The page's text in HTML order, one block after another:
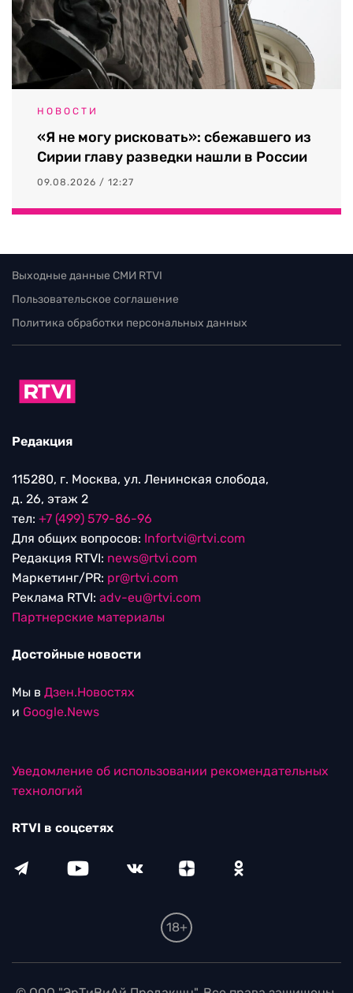
НОВОСТИ
«Я не могу рисковать»: сбежавшего из
Сирии главу разведки нашли в России
09.08.2026 / 12:27
Выходные данные СМИ RTVI
Пользовательское соглашение
Политика обработки персональных данных
Редакция
115280, г. Москва, ул. Ленинская слобода,
д. 26, этаж 2
тел: +7 (499) 579-86-96
Для общих вопросов: Infortvi@rtvi.com
Редакция RTVI: news@rtvi.com
Маркетинг/PR: pr@rtvi.com
Реклама RTVI: adv-eu@rtvi.com
Партнерские материалы
Достойные новости
Мы в Дзен.Новостях
и Google.News
Уведомление об использовании рекомендательных
технологий
RTVI в соцсетях
18+